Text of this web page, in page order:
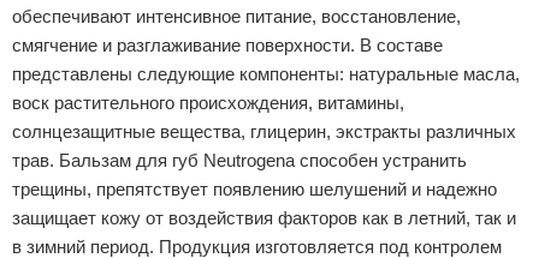
обеспечивают интенсивное питание, восстановление,
смягчение и разглаживание поверхности. В составе
представлены следующие компоненты: натуральные масла,
воск растительного происхождения, витамины,
солнцезащитные вещества, глицерин, экстракты различных
трав. Бальзам для губ Neutrogena способен устранить
трещины, препятствует появлению шелушений и надежно
защищает кожу от воздействия факторов как в летний, так и
в зимний период. Продукция изготовляется под контролем